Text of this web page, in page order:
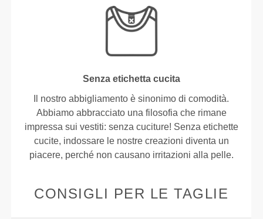
Senza etichetta cucita
Il nostro abbigliamento è sinonimo di comodità.
Abbiamo abbracciato una filosofia che rimane
impressa sui vestiti: senza cuciture! Senza etichette
cucite, indossare le nostre creazioni diventa un
piacere, perché non causano irritazioni alla pelle.
CONSIGLI PER LE TAGLIE